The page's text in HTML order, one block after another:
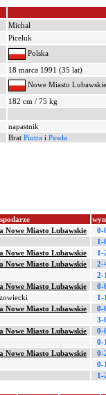
Michał
Piceluk
Polska
18 marca 1991 (35 lat)
Nowe Miasto Lubawskie
182 cm / 75 kg
napastnik
Brat Piotra i Pawła
Nowe Miasto Lubawskie
0-
1-
Nowe Miasto Lubawskie
1-
Nowe Miasto Lubawskie
2-
2-
Nowe Miasto Lubawskie
0-
1-
Nowe Miasto Lubawskie
0-
3-
Nowe Miasto Lubawskie
0-
0-
Nowe Miasto Lubawskie
0-
0-
1-